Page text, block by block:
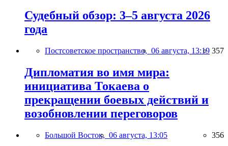
Судебный обзор: 3–5 августа 2026
года
Постсоветское пространство, 06 августа, 13:19 357
Дипломатия во имя мира:
инициатива Токаева о
прекращении боевых действий и
возобновлении переговоров
Большой Восток, 06 августа, 13:05 356